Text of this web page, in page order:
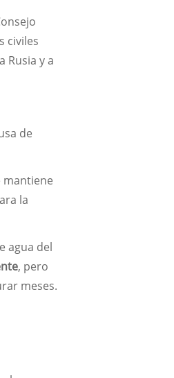
civiles
Rusia y a
de
mantiene
la
agua del
, pero
meses.